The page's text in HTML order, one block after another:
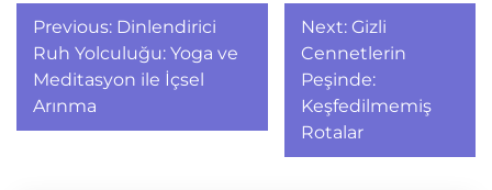
Yazı
gezinmesi
Previous: Dinlendirici
Ruh Yolculuğu: Yoga ve
Meditasyon ile İçsel
Arınma
Next: Gizli
Cennetlerin
Peşinde:
Keşfedilmemiş
Rotalar